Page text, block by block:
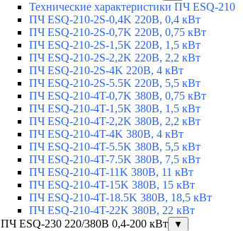
Технические характеристики ПЧ ESQ-210
ПЧ ESQ-210-2S-0,4K 220В, 0,4 кВт
ПЧ ESQ-210-2S-0,7K 220В, 0,75 кВт
ПЧ ESQ-210-2S-1,5K 220В, 1,5 кВт
ПЧ ESQ-210-2S-2,2K 220В, 2,2 кВт
ПЧ ESQ-210-2S-4K 220В, 4 кВт
ПЧ ESQ-210-2S-5.5K 220В, 5,5 кВт
ПЧ ESQ-210-4T-0,7K 380В, 0,75 кВт
ПЧ ESQ-210-4T-1,5K 380В, 1,5 кВт
ПЧ ESQ-210-4T-2,2K 380В, 2,2 кВт
ПЧ ESQ-210-4T-4K 380В, 4 кВт
ПЧ ESQ-210-4T-5.5K 380В, 5,5 кВт
ПЧ ESQ-210-4T-7.5K 380В, 7,5 кВт
ПЧ ESQ-210-4T-11K 380В, 11 кВт
ПЧ ESQ-210-4T-15K 380В, 15 кВт
ПЧ ESQ-210-4T-18.5K 380В, 18,5 кВт
ПЧ ESQ-210-4T-22K 380В, 22 кВт
ПЧ ESQ-230 220/380В 0,4-200 кВт
▼